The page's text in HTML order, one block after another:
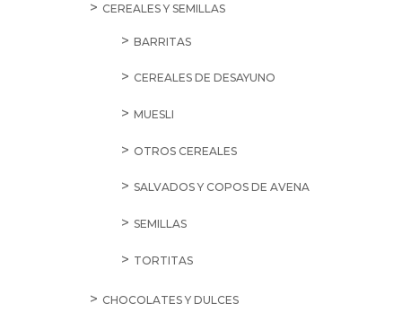
CEREALES Y SEMILLAS
BARRITAS
CEREALES DE DESAYUNO
MUESLI
OTROS CEREALES
SALVADOS Y COPOS DE AVENA
SEMILLAS
TORTITAS
CHOCOLATES Y DULCES